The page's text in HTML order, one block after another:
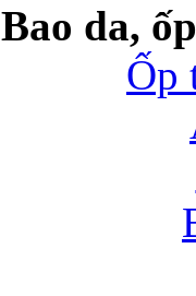
Bao da,
Ốp